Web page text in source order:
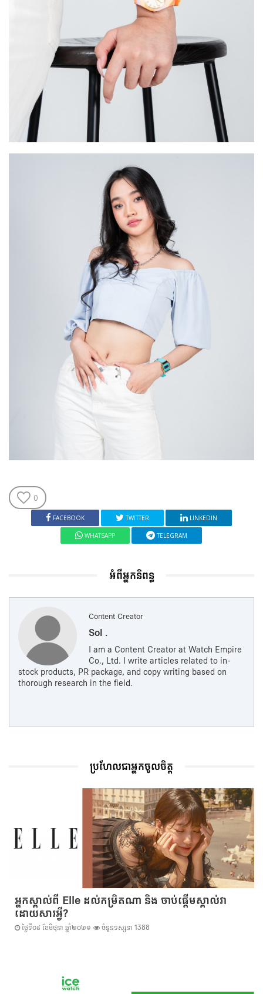
0
FACEBOOK TWITTER LINKEDIN
WHATSAPP TELEGRAM
អំពីអ្នកនិពន្ធ
Content Creator
Sol .
I am a Content Creator at Watch Empire
Co., Ltd. I write articles related to in-
stock products, PR package, and copy writing based on
thorough research in the field.
ប្រហែលជាអ្នកចូលចិត្ត
អ្នកស្គាល់ពី Elle ដល់កម្រិតណា និង ចាប់ផ្ដើមស្គាល់វា
ដោយសារអ្វី?
ថ្ងៃទី០៩ ខែមិថុនា ឆ្នាំ២០២១ ចំនួនទស្សនា 1388